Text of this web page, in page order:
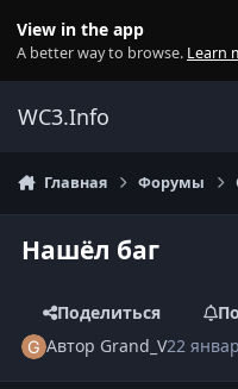
View in the app
A better way to browse. Learn
WC3.Info
Главная Форумы
Нашёл баг
Поделиться
Автор Grand_V22